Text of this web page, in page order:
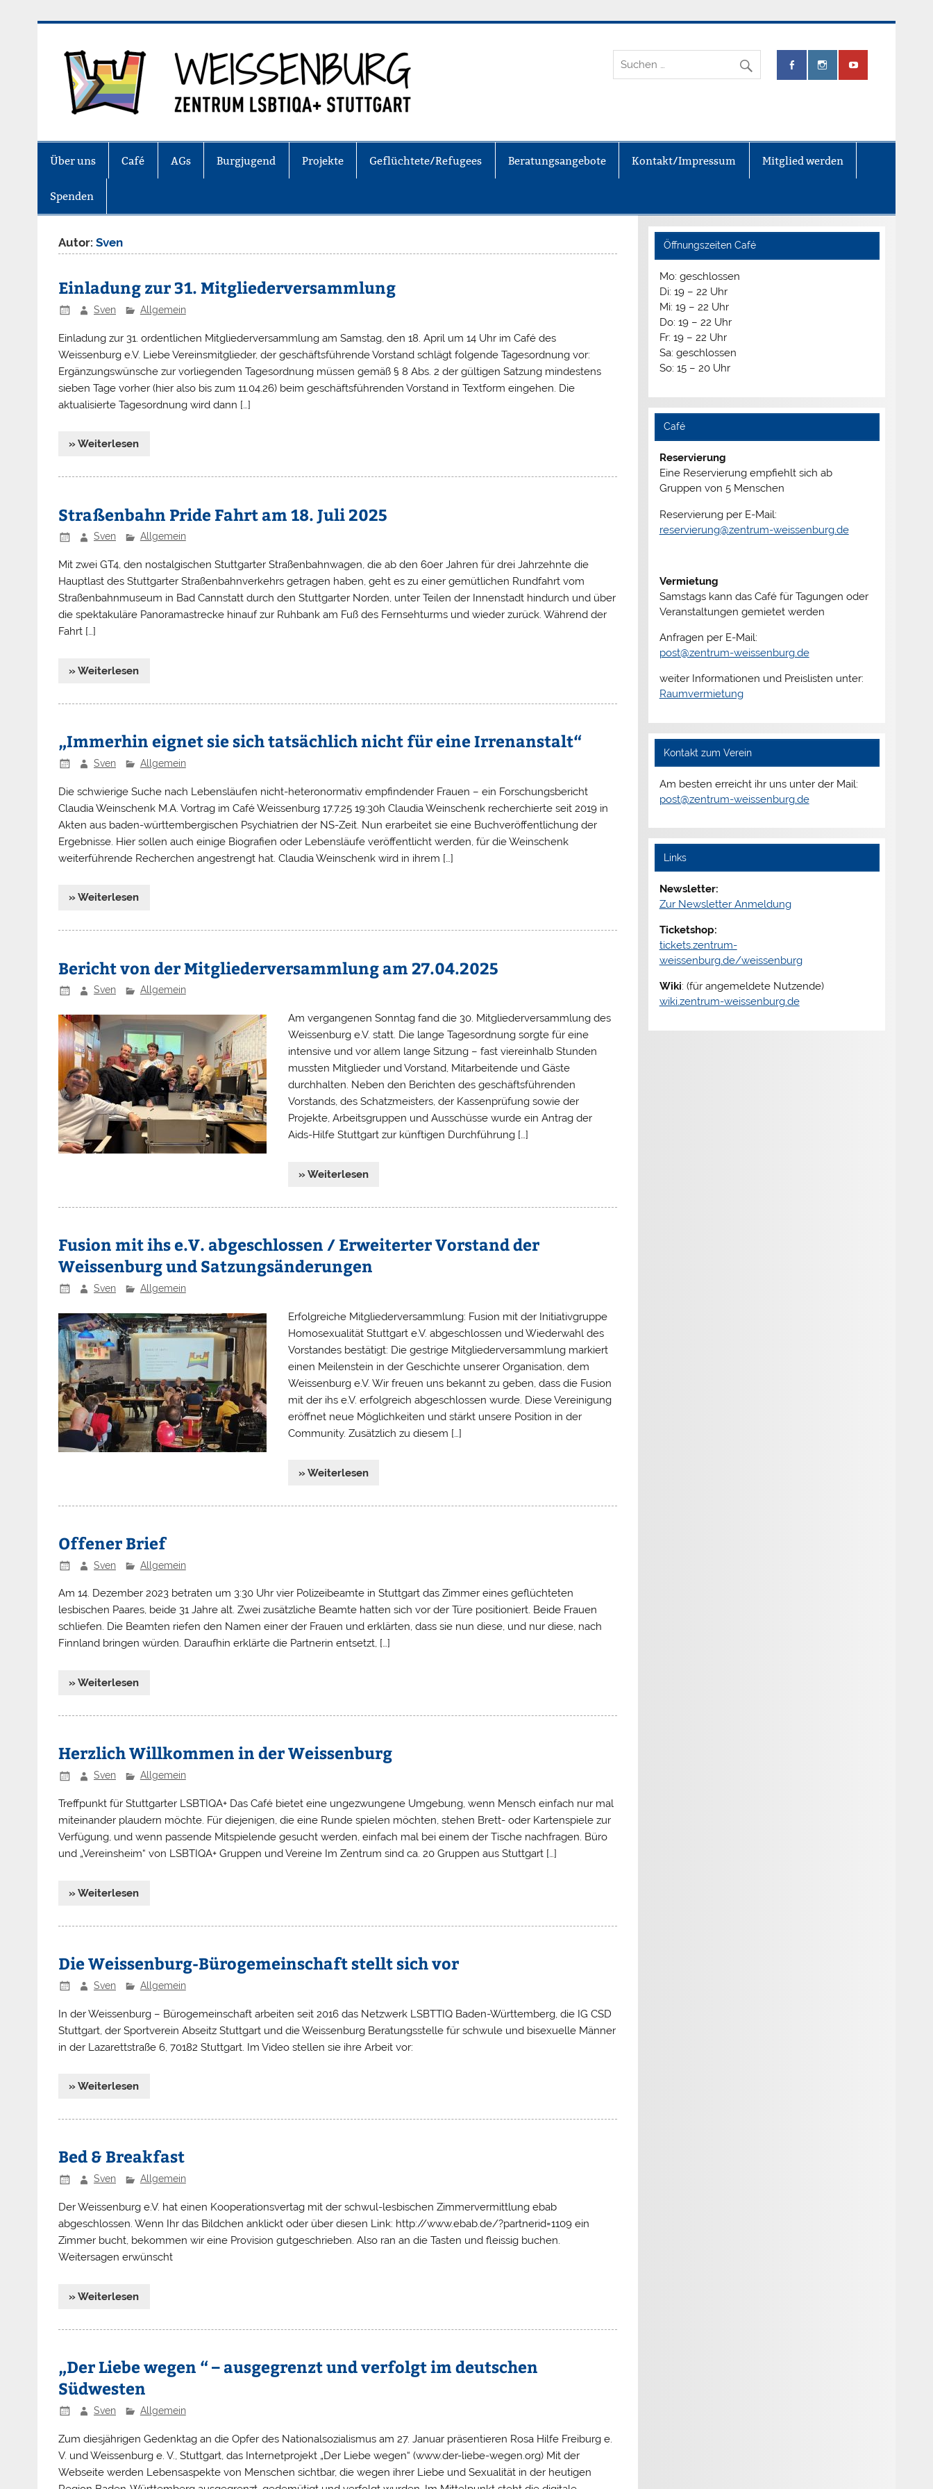
Weissenburg e.V.
Über uns Café AGs Burgjugend Projekte Geflüchtete/Refugees Beratungsangebote Kontakt/Impressum Mitglied werden
Spenden
Autor:Sven
Einladung zur 31. Mitgliederversammlung
Sven Allgemein
Einladung zur 31. ordentlichen Mitgliederversammlung am Samstag, den 18. April um 14 Uhr im Café des
Weissenburg e.V. Liebe Vereinsmitglieder, der geschäftsführende Vorstand schlägt folgende Tagesordnung vor:
Ergänzungswünsche zur vorliegenden Tagesordnung müssen gemäß § 8 Abs. 2 der gültigen Satzung mindestens
sieben Tage vorher (hier also bis zum 11.04.26) beim geschäftsführenden Vorstand in Textform eingehen. Die
aktualisierte Tagesordnung wird dann […]
» Weiterlesen
Straßenbahn Pride Fahrt am 18. Juli 2025
Sven Allgemein
Mit zwei GT4, den nostalgischen Stuttgarter Straßenbahnwagen, die ab den 60er Jahren für drei Jahrzehnte die
Hauptlast des Stuttgarter Straßenbahnverkehrs getragen haben, geht es zu einer gemütlichen Rundfahrt vom
Straßenbahnmuseum in Bad Cannstatt durch den Stuttgarter Norden, unter Teilen der Innenstadt hindurch und über
die spektakuläre Panoramastrecke hinauf zur Ruhbank am Fuß des Fernsehturms und wieder zurück. Während der
Fahrt […]
» Weiterlesen
„Immerhin eignet sie sich tatsächlich nicht für eine Irrenanstalt“
Sven Allgemein
Die schwierige Suche nach Lebensläufen nicht-heteronormativ empfindender Frauen – ein Forschungsbericht
Claudia Weinschenk M.A. Vortrag im Café Weissenburg 17.7.25 19:30h Claudia Weinschenk recherchierte seit 2019 in
Akten aus baden-württembergischen Psychiatrien der NS-Zeit. Nun erarbeitet sie eine Buchveröffentlichung der
Ergebnisse. Hier sollen auch einige Biografien oder Lebensläufe veröffentlicht werden, für die Weinschenk
weiterführende Recherchen angestrengt hat. Claudia Weinschenk wird in ihrem […]
» Weiterlesen
Bericht von der Mitgliederversammlung am 27.04.2025
Sven Allgemein
Am vergangenen Sonntag fand die 30. Mitgliederversammlung des
Weissenburg e.V. statt. Die lange Tagesordnung sorgte für eine
intensive und vor allem lange Sitzung – fast viereinhalb Stunden
mussten Mitglieder und Vorstand, Mitarbeitende und Gäste
durchhalten. Neben den Berichten des geschäftsführenden
Vorstands, des Schatzmeisters, der Kassenprüfung sowie der
Projekte, Arbeitsgruppen und Ausschüsse wurde ein Antrag der
Aids-Hilfe Stuttgart zur künftigen Durchführung […]
» Weiterlesen
Fusion mit ihs e.V. abgeschlossen / Erweiterter Vorstand der
Weissenburg und Satzungsänderungen
Sven Allgemein
Erfolgreiche Mitgliederversammlung: Fusion mit der Initiativgruppe
Homosexualität Stuttgart e.V. abgeschlossen und Wiederwahl des
Vorstandes bestätigt: Die gestrige Mitgliederversammlung markiert
einen Meilenstein in der Geschichte unserer Organisation, dem
Weissenburg e.V. Wir freuen uns bekannt zu geben, dass die Fusion
mit der ihs e.V. erfolgreich abgeschlossen wurde. Diese Vereinigung
eröffnet neue Möglichkeiten und stärkt unsere Position in der
Community. Zusätzlich zu diesem […]
» Weiterlesen
Offener Brief
Sven Allgemein
Am 14. Dezember 2023 betraten um 3:30 Uhr vier Polizeibeamte in Stuttgart das Zimmer eines geflüchteten
lesbischen Paares, beide 31 Jahre alt. Zwei zusätzliche Beamte hatten sich vor der Türe positioniert. Beide Frauen
schliefen. Die Beamten riefen den Namen einer der Frauen und erklärten, dass sie nun diese, und nur diese, nach
Finnland bringen würden. Daraufhin erklärte die Partnerin entsetzt, […]
» Weiterlesen
Herzlich Willkommen in der Weissenburg
Sven Allgemein
Treffpunkt für Stuttgarter LSBTIQA+ Das Café bietet eine ungezwungene Umgebung, wenn Mensch einfach nur mal
miteinander plaudern möchte. Für diejenigen, die eine Runde spielen möchten, stehen Brett- oder Kartenspiele zur
Verfügung, und wenn passende Mitspielende gesucht werden, einfach mal bei einem der Tische nachfragen. Büro
und „Vereinsheim“ von LSBTIQA+ Gruppen und Vereine Im Zentrum sind ca. 20 Gruppen aus Stuttgart […]
» Weiterlesen
Die Weissenburg-Bürogemeinschaft stellt sich vor
Sven Allgemein
In der Weissenburg – Bürogemeinschaft arbeiten seit 2016 das Netzwerk LSBTTIQ Baden-Württemberg, die IG CSD
Stuttgart, der Sportverein Abseitz Stuttgart und die Weissenburg Beratungsstelle für schwule und bisexuelle Männer
in der Lazarettstraße 6, 70182 Stuttgart. Im Video stellen sie ihre Arbeit vor:
» Weiterlesen
Bed & Breakfast
Sven Allgemein
Der Weissenburg e.V. hat einen Kooperationsvertag mit der schwul-lesbischen Zimmervermittlung ebab
abgeschlossen. Wenn Ihr das Bildchen anklickt oder über diesen Link: http://www.ebab.de/?partnerid=1109 ein
Zimmer bucht, bekommen wir eine Provision gutgeschrieben. Also ran an die Tasten und fleissig buchen.
Weitersagen erwünscht
» Weiterlesen
„Der Liebe wegen “ – ausgegrenzt und verfolgt im deutschen
Südwesten
Sven Allgemein
Zum diesjährigen Gedenktag an die Opfer des Nationalsozialismus am 27. Januar präsentieren Rosa Hilfe Freiburg e.
V. und Weissenburg e. V., Stuttgart, das Internetprojekt „Der Liebe wegen“ (www.der-liebe-wegen.org) Mit der
Webseite werden Lebensaspekte von Menschen sichtbar, die wegen ihrer Liebe und Sexualität in der heutigen
Öffnungszeiten Café
Mo: geschlossen
Di: 19 – 22 Uhr
Mi: 19 – 22 Uhr
Do: 19 – 22 Uhr
Fr: 19 – 22 Uhr
Sa: geschlossen
So: 15 – 20 Uhr
Café
Reservierung
Eine Reservierung empfiehlt sich ab
Gruppen von 5 Menschen
Reservierung per E-Mail:
reservierung@zentrum-weissenburg.de
Vermietung
Samstags kann das Café für Tagungen oder
Veranstaltungen gemietet werden
Anfragen per E-Mail:
post@zentrum-weissenburg.de
weiter Informationen und Preislisten unter:
Raumvermietung
Kontakt zum Verein
Am besten erreicht ihr uns unter der Mail:
post@zentrum-weissenburg.de
Links
Newsletter:
Zur Newsletter Anmeldung
Ticketshop:
tickets.zentrum-
weissenburg.de/weissenburg
Wiki: (für angemeldete Nutzende)
wiki.zentrum-weissenburg.de